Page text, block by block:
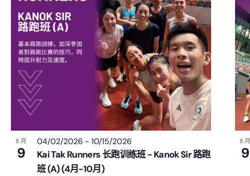
8 月
9
04/02/2026 - 10/15/2026
Kai Tak Runners 长跑训练班 - Kanok Sir 路跑
班 (A) (4月-10月)
8 月
9